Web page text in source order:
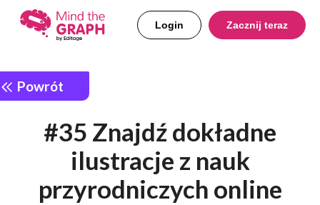
Login Zacznij teraz
Powrót
#35 Znajdź dokładne
ilustracje z nauk
przyrodniczych online